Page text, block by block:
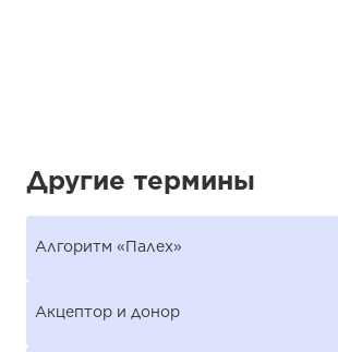
Другие термины
Алгоритм «Палех»
Акцептор и донор